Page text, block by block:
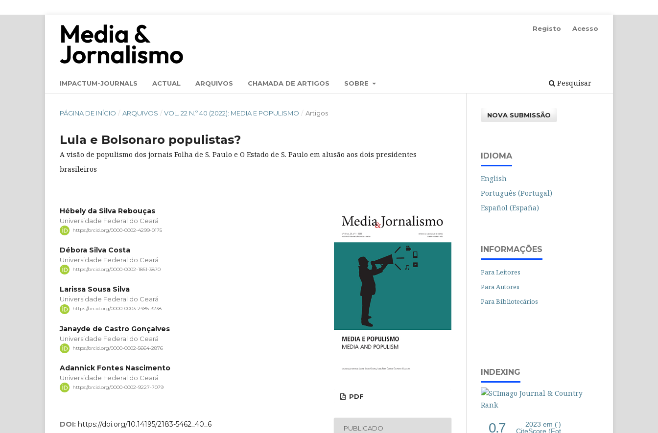
IMPACTUM-JOURNALS ACTUAL ARQUIVOS CHAMADA DE ARTIGOS SOBRE Pesquisar
Registo Acesso
PÁGINA DE INÍCIO / ARQUIVOS / VOL. 22 N.º 40 (2022): MEDIA E POPULISMO / Artigos
Lula e Bolsonaro populistas?
A visão de populismo dos jornais Folha de S. Paulo e O Estado de S. Paulo em alusão aos dois presidentes
brasileiros
Hébely da Silva Rebouças
Universidade Federal do Ceará
https://orcid.org/0000-0002-4299-0175
Débora Silva Costa
Universidade Federal do Ceará
https://orcid.org/0000-0002-1851-3870
Larissa Sousa Silva
Universidade Federal do Ceará
https://orcid.org/0000-0003-2485-3238
Janayde de Castro Gonçalves
Universidade Federal do Ceará
https://orcid.org/0000-0002-5664-2876
Adannick Fontes Nascimento
Universidade Federal do Ceará
https://orcid.org/0000-0002-9227-7079
DOI: https://doi.org/10.14195/2183-5462_40_6
PDF
PUBLICADO
NOVA SUBMISSÃO
IDIOMA
English
Português (Portugal)
Español (España)
INFORMAÇÕES
Para Leitores
Para Autores
Para Bibliotecários
INDEXING
0.7
2023 em (')
CiteScore (Fot